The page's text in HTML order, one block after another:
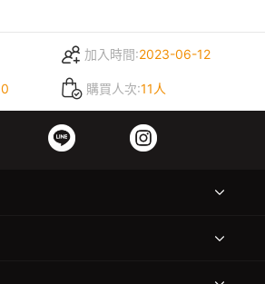
加入時間:2023-06-12
購買人次:11人